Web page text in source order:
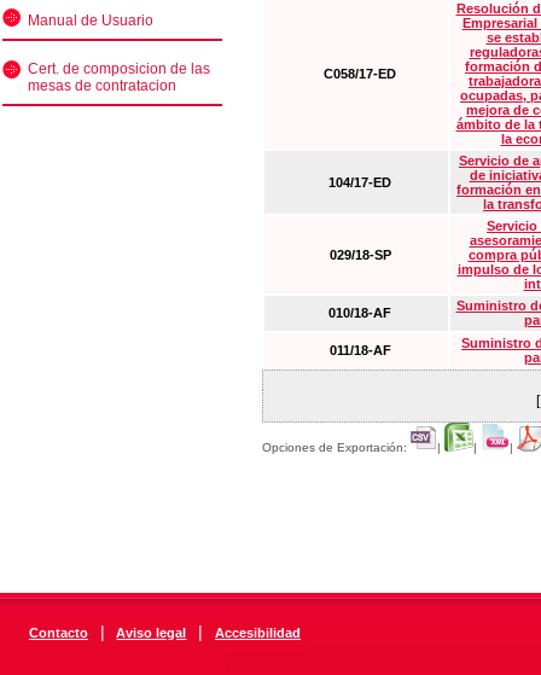
Manual de Usuario
Cert. de composicion de las
mesas de contratacion
C058/17-ED
Resolución
Empresarial
se
formación
ocupadas,
mejora de
ámbito de la
la
104/17-ED
Servicio de
de
formación
la
029/18-SP
Servicio
compra
impulso de
010/18-AF
Suministro
011/18-AF
Suministro
Opciones de Exportación: | | |
Contacto | Aviso legal | Accesibilidad